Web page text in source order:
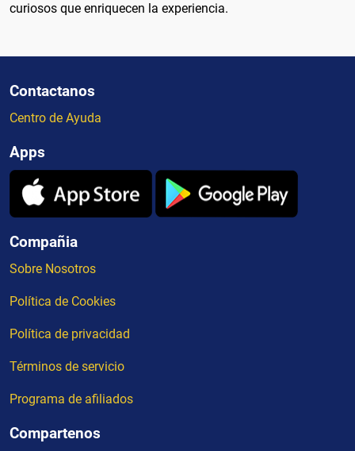
curiosos que enriquecen la experiencia.
Contactanos
Centro de Ayuda
Apps
Compañia
Sobre Nosotros
Política de Cookies
Política de privacidad
Términos de servicio
Programa de afiliados
Compartenos